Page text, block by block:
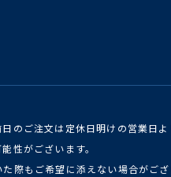
のご注文は定休日明けの営業日よ
性がございます。
際もご希望に添えない場合がござ